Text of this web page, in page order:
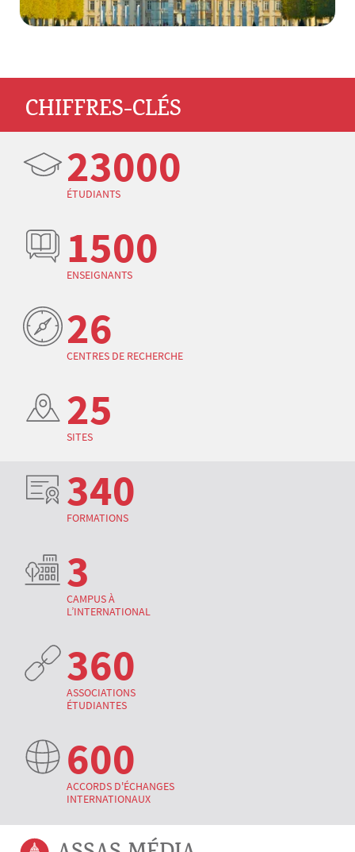
CHIFFRES-CLÉS
23000
ÉTUDIANTS
1500
ENSEIGNANTS
26
CENTRES DE RECHERCHE
25
SITES
340
FORMATIONS
3
CAMPUS À
L’INTERNATIONAL
360
ASSOCIATIONS
ÉTUDIANTES
600
ACCORDS D'ÉCHANGES
INTERNATIONAUX